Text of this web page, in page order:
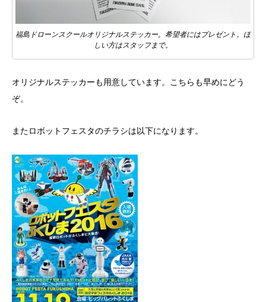
福島ドローンスクールオリジナルステッカー。希望者にはプレゼント。ほ
しい方はスタッフまで。
オリジナルステッカーも用意しています。こちらも早めにどう
ぞ。
またロボットフェスタのチラシは以下になります。